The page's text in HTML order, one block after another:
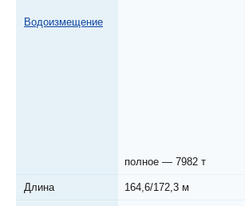
Водоизмещение
полное — 7982 т
Длина 164,6/172,3 м